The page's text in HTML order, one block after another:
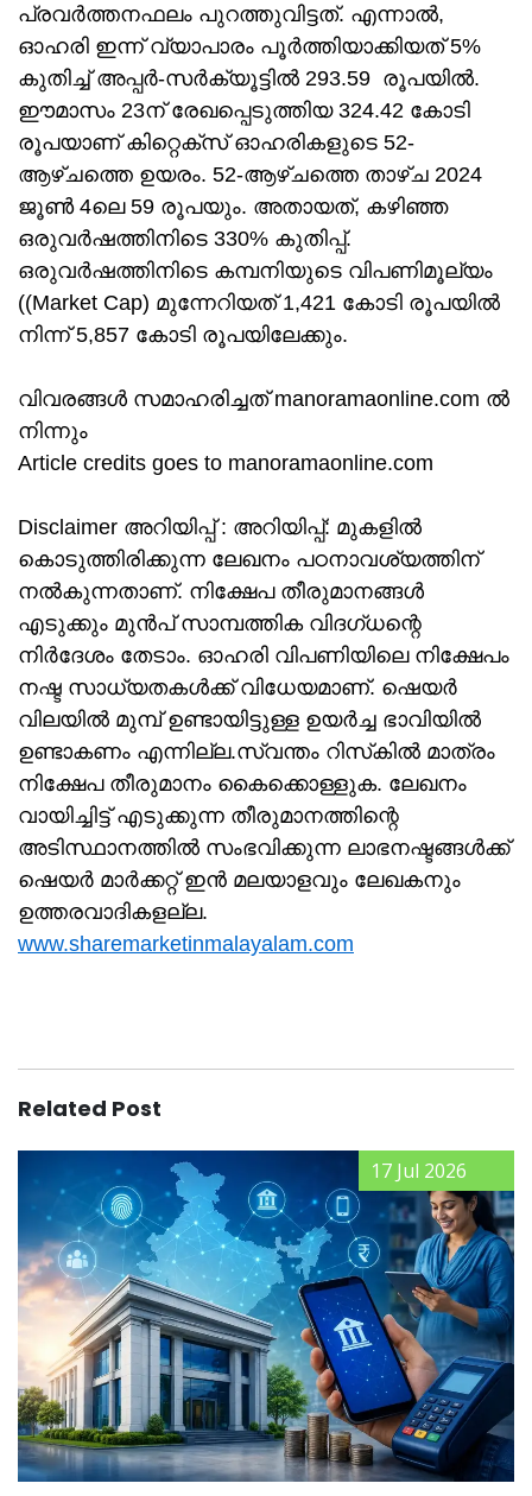
പ്രവർത്തനഫലം പുറത്തുവിട്ടത്. എന്നാൽ,
ഓഹരി ഇന്ന് വ്യാപാരം പൂർത്തിയാക്കിയത് 5%
കുതിച്ച് അപ്പർ-സർക്യൂട്ടിൽ 293.59 രൂപയിൽ.
ഈമാസം 23ന് രേഖപ്പെടുത്തിയ 324.42 കോടി
രൂപയാണ് കിറ്റെക്സ് ഓഹരികളുടെ 52-
ആഴ്ചത്തെ ഉയരം. 52-ആഴ്ചത്തെ താഴ്ച 2024
ജൂൺ 4ലെ 59 രൂപയും. അതായത്, കഴിഞ്ഞ
ഒരുവർഷത്തിനിടെ 330% കുതിപ്പ്.
ഒരുവർഷത്തിനിടെ കമ്പനിയുടെ വിപണിമൂല്യം
((Market Cap) മുന്നേറിയത് 1,421 കോടി രൂപയിൽ
നിന്ന് 5,857 കോടി രൂപയിലേക്കും.
വിവരങ്ങൾ സമാഹരിച്ചത് manoramaonline.com ൽ
നിന്നും
Article credits goes to manoramaonline.com
Disclaimer അറിയിപ്പ് : അറിയിപ്പ്: മുകളില്‍
കൊടുത്തിരിക്കുന്ന ലേഖനം പഠനാവശ്യത്തിന്
നൽകുന്നതാണ്. നിക്ഷേപ തീരുമാനങ്ങള്‍
എടുക്കും മുന്‍പ് സാമ്പത്തിക വിദഗ്ധന്റെ
നിര്‍ദേശം തേടാം. ഓഹരി വിപണിയിലെ നിക്ഷേപം
നഷ്ട സാധ്യതകള്‍ക്ക് വിധേയമാണ്. ഷെയർ
വിലയിൽ മുമ്പ് ഉണ്ടായിട്ടുള്ള ഉയർച്ച ഭാവിയിൽ
ഉണ്ടാകണം എന്നില്ല.സ്വന്തം റിസ്‌കില്‍ മാത്രം
നിക്ഷേപ തീരുമാനം കൈക്കൊള്ളുക. ലേഖനം
വായിച്ചിട്ട് എടുക്കുന്ന തീരുമാനത്തിന്റെ
അടിസ്ഥാനത്തില്‍ സംഭവിക്കുന്ന ലാഭനഷ്ടങ്ങള്‍ക്ക്
ഷെയർ മാർക്കറ്റ് ഇൻ മലയാളവും ലേഖകനും
ഉത്തരവാദികളല്ല.
www.sharemarketinmalayalam.com
Related Post
17 Jul 2026